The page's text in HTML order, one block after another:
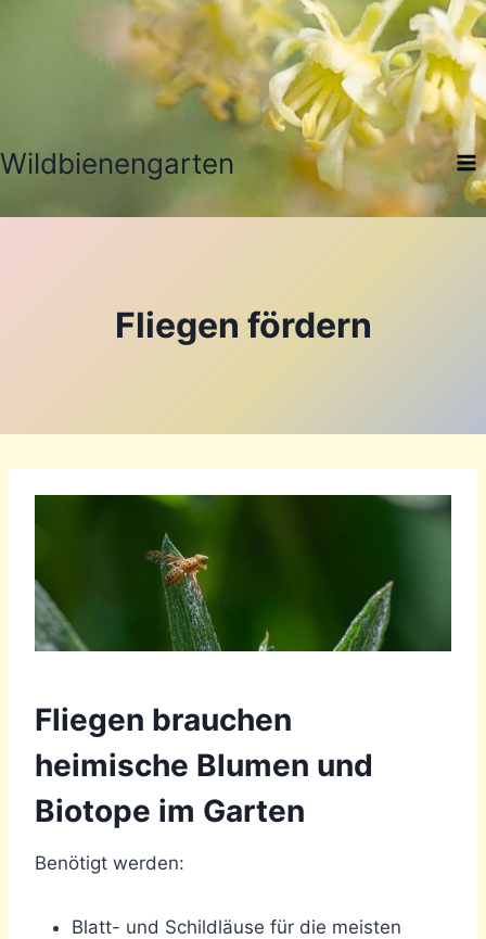
Wildbienengarten
Fliegen fördern
Fliegen brauchen
heimische Blumen und
Biotope im Garten
Benötigt werden:
Blatt- und Schildläuse für die meisten